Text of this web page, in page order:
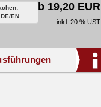
DE/EN
ab 19,20 EUR
inkl. 20 % UST